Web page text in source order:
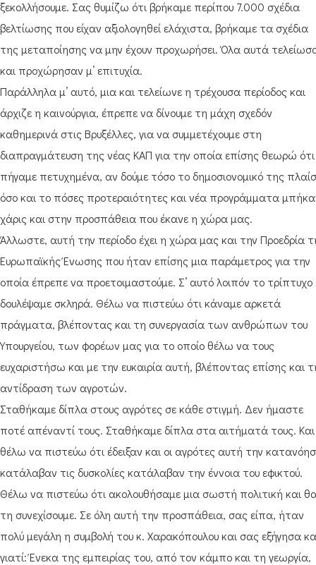
ξεκολλήσουμε. Σας θυμίζω ότι βρήκαμε περίπου 7.000 σχέδια
βελτίωσης που είχαν αξιολογηθεί ελάχιστα, βρήκαμε τα σχέδια
της μεταποίησης να μην έχουν προχωρήσει. Όλα αυτά
και προχώρησαν μ’ επιτυχία.
Παράλληλα μ’ αυτό, μια και τελείωνε η τρέχουσα περίοδος και
άρχιζε η καινούργια, έπρεπε να δίνουμε τη μάχη σχεδόν
καθημερινά στις Βρυξέλλες, για να συμμετέχουμε στη
διαπραγμάτευση της νέας ΚΑΠ για την οποία επίσης θεωρώ ότι
πήγαμε πετυχημένα, αν δούμε τόσο το δημοσιονομικό της
όσο και το πόσες προτεραιότητες και νέα προγράμματα
χάρις και στην προσπάθεια που έκανε η χώρα μας.
Άλλωστε, αυτή την περίοδο έχει η χώρα μας και την Προεδρία
Ευρωπαϊκής Ένωσης που ήταν επίσης μια παράμετρος για την
οποία έπρεπε να προετοιμαστούμε. Σ’ αυτό λοιπόν το τρίπτυχο
δουλέψαμε σκληρά. Θέλω να πιστεύω ότι κάναμε αρκετά
πράγματα, βλέποντας και τη συνεργασία των ανθρώπων του
Υπουργείου, των φορέων μας για το οποίο θέλω να τους
ευχαριστήσω και με την ευκαιρία αυτή, βλέποντας επίσης και
αντίδραση των αγροτών.
Σταθήκαμε δίπλα στους αγρότες σε κάθε στιγμή. Δεν ήμαστε
ποτέ απέναντί τους. Σταθήκαμε δίπλα στα αιτήματά τους. Και
θέλω να πιστεύω ότι έδειξαν και οι αγρότες αυτή την
κατάλαβαν τις δυσκολίες κατάλαβαν την έννοια του εφικτού.
Θέλω να πιστεύω ότι ακολουθήσαμε μια σωστή πολιτική και
τη συνεχίσουμε. Σε όλη αυτή την προσπάθεια, σας είπα, ήταν
πολύ μεγάλη η συμβολή του κ. Χαρακόπουλου και σας εξήγησα
γιατί: Ένεκα της εμπειρίας του, από τον κάμπο και τη γεωργία,